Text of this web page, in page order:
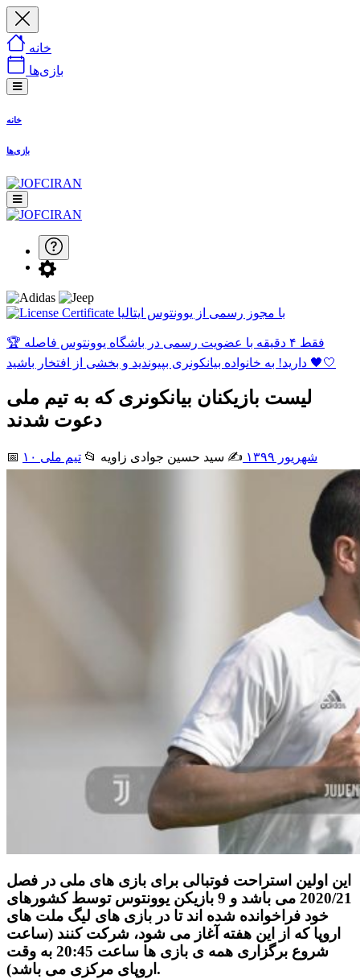
خانه
بازی‌ها
خانه
بازی‌ها
با مجوز رسمی از یوونتوس ایتالیا
🏆 فقط ۴ دقیقه با عضویت رسمی در باشگاه یوونتوس فاصله
دارید! به خانواده بیانکونری بپیوندید و بخشی از افتخار باشید 🖤🤍
لیست بازیکنان بیانکونری که به تیم ملی
دعوت شدند
📅 ۱۰ شهریور ۱۳۹۹ ✍️ سید حسین جوادی زاويه 📂 تیم ملی
این اولین استراحت فوتبالی برای بازی های ملی در فصل
2020/21 می باشد و 9 بازیکن یوونتوس توسط کشورهای
خود فراخوانده شده اند تا در بازی های لیگ ملت های
اروپا که از این هفته آغاز می شود، شرکت کنند (ساعت
شروع برگزاری همه ی بازی ها ساعت 20:45 به وقت
اروپای مرکزی می باشد).